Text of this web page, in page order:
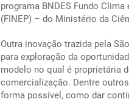
programa BNDES Fundo
(FINEP) – do Ministério da
Outra inovação trazida pela
para exploração da
modelo no qual é proprietária
comercialização. Dentre
forma possível, como dar